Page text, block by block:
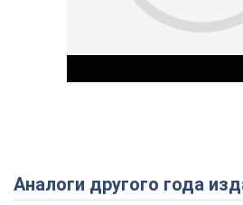
Аналоги другого года